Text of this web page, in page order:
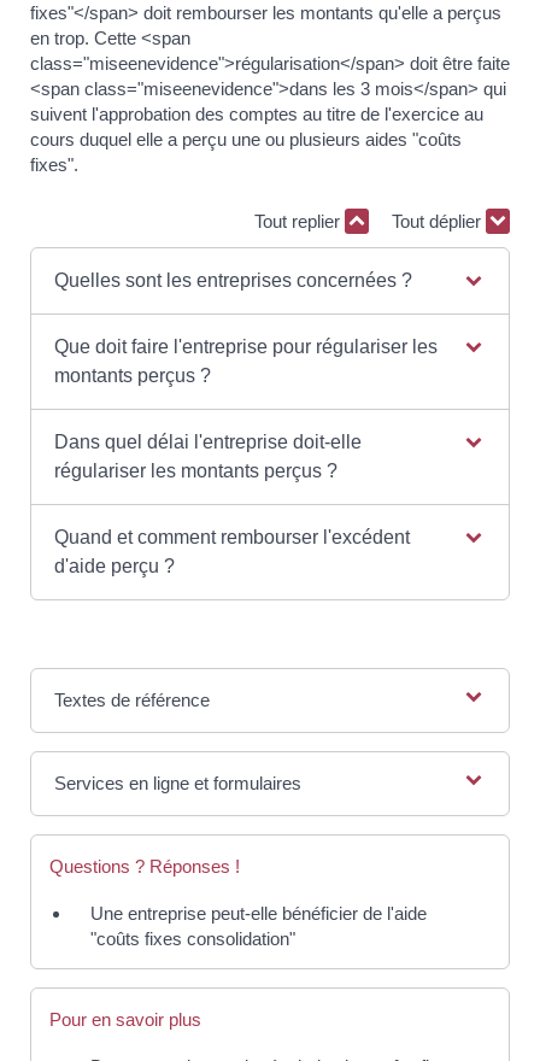
fixes"</span> doit rembourser les montants qu'elle a perçus
en trop. Cette <span
class="miseenevidence">régularisation</span> doit être faite
<span class="miseenevidence">dans les 3 mois</span> qui
suivent l'approbation des comptes au titre de l'exercice au
cours duquel elle a perçu une ou plusieurs aides "coûts
fixes".
Tout replier Tout déplier
Quelles sont les entreprises concernées ?
Que doit faire l'entreprise pour régulariser les
montants perçus ?
Dans quel délai l'entreprise doit-elle
régulariser les montants perçus ?
Quand et comment rembourser l'excédent
d'aide perçu ?
Textes de référence
Services en ligne et formulaires
Questions ? Réponses !
Une entreprise peut-elle bénéficier de l'aide
"coûts fixes consolidation"
Pour en savoir plus